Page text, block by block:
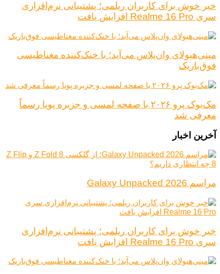
خبر خوش برای کاربران ریلمی؛ پشتیبانی نرم‌افزاری
سری Realme 16 Pro افزایش یافت
مینی‌هیولای وان‌پلاس می‌آید؛ با خنک‌کننده مغناطیسی
فوق‌باریک
مک‌بوک پرو ۲۰۲۶ با صفحه لمسی و جزیره پویا رسماً
معرفی شد
آخرین اخبار
مراسم Galaxy Unpacked 2026
خبر خوش برای کاربران ریلمی؛ پشتیبانی نرم‌افزاری
سری Realme 16 Pro افزایش یافت